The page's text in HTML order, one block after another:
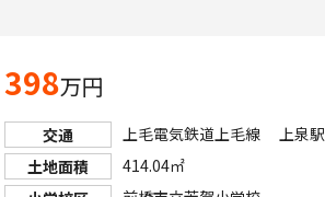
398万円
交通 上毛電気鉄道上毛線 上泉駅
土地面積
414.04㎡